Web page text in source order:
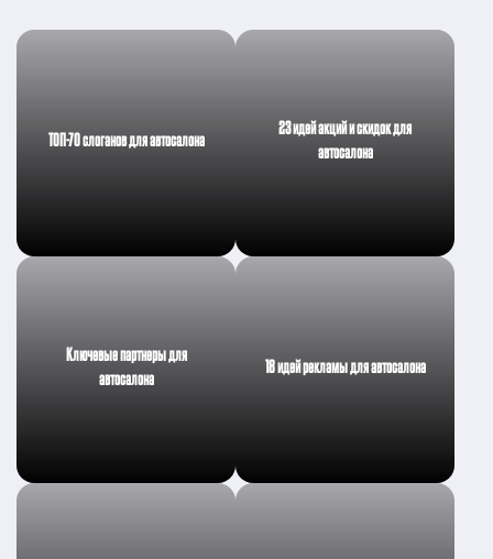
ТОП-70 слоганов для автосалона
23 идей акций и скидок для
автосалона
Ключевые партнеры для
автосалона
18 идей рекламы для автосалона